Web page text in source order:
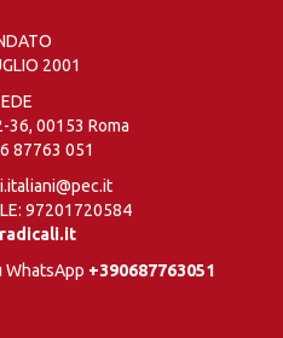
2001
36, 00153 Roma
87763 051
97201720584
WhatsApp +390687763051